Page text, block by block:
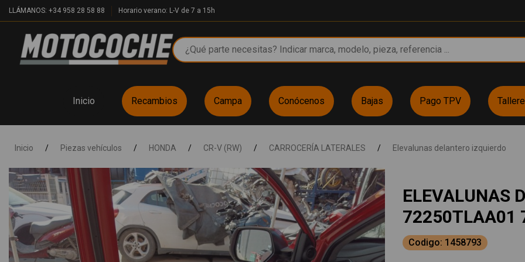
LLÁMANOS: +34 958 28 58 88 Horario verano: L-V de 7 a 15h
Inicio Recambios Campa Conócenos Bajas Pago TPV
Inicio / Piezas vehículos / HONDA / CR-V (RW) / CARROCERÍA LATERALES / Elevalunas delantero izquierdo
ELEVALUNAS
72250TLAA01
Codigo: 1458793